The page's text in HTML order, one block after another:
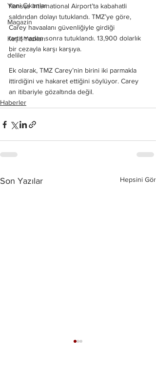
Yeni Çıkanlar
Magazin
Keşif Yazıları
deliler
Kansas International Airport’ta kabahatli
saldırıdan dolayı tutuklandı. TMZ’ye göre,
Carey havaalanı güvenliğiyle girdiği
tartışmadan sonra tutuklandı. 13,900 dolarlık
bir cezayla karşı karşıya.
Ek olarak, TMZ Carey’nin birini iki parmakla
ittirdiğini ve hakaret ettiğini söylüyor. Carey
an itibariyle gözaltında değil.
Haberler
Son Yazılar Hepsini Gör